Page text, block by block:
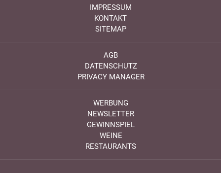
IMPRESSUM
KONTAKT
SITEMAP
AGB
DATENSCHUTZ
PRIVACY MANAGER
WERBUNG
NEWSLETTER
GEWINNSPIEL
WEINE
RESTAURANTS